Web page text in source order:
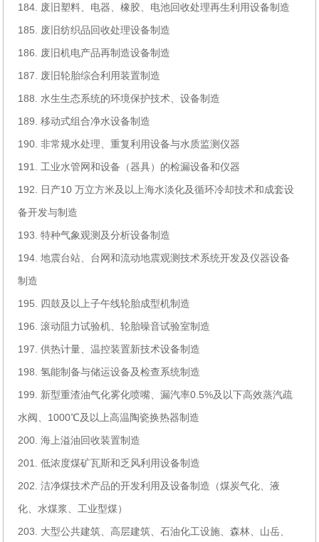
184. 废旧塑料、电器、橡胶、电池回收处理再生利用设备制造
185. 废旧纺织品回收处理设备制造
186. 废旧机电产品再制造设备制造
187. 废旧轮胎综合利用装置制造
188. 水生生态系统的环境保护技术、设备制造
189. 移动式组合净水设备制造
190. 非常规水处理、重复利用设备与水质监测仪器
191. 工业水管网和设备（器具）的检漏设备和仪器
192. 日产10 万立方米及以上海水淡化及循环冷却技术和成套设
备开发与制造
193. 特种气象观测及分析设备制造
194. 地震台站、台网和流动地震观测技术系统开发及仪器设备
制造
195. 四鼓及以上子午线轮胎成型机制造
196. 滚动阻力试验机、轮胎噪音试验室制造
197. 供热计量、温控装置新技术设备制造
198. 氢能制备与储运设备及检查系统制造
199. 新型重渣油气化雾化喷嘴、漏汽率0.5%及以下高效蒸汽疏
水阀、1000℃及以上高温陶瓷换热器制造
200. 海上溢油回收装置制造
201. 低浓度煤矿瓦斯和乏风利用设备制造
202. 洁净煤技术产品的开发利用及设备制造（煤炭气化、液
化、水煤浆、工业型煤）
203. 大型公共建筑、高层建筑、石油化工设施、森林、山岳、